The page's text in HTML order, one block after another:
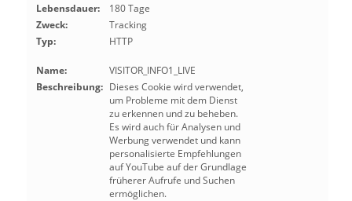
Lebensdauer:
180 Tage
Zweck:
Tracking
Typ:
HTTP
Name:
VISITOR_INFO1_LIVE
Beschreibung: Dieses Cookie wird verwendet,
um Probleme mit dem Dienst
zu erkennen und zu beheben.
Es wird auch für Analysen und
Werbung verwendet und kann
personalisierte Empfehlungen
auf YouTube auf der Grundlage
früherer Aufrufe und Suchen
ermöglichen.